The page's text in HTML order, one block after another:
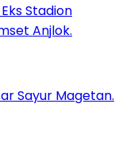
Stadion
Anjlok.
Sayur Magetan.